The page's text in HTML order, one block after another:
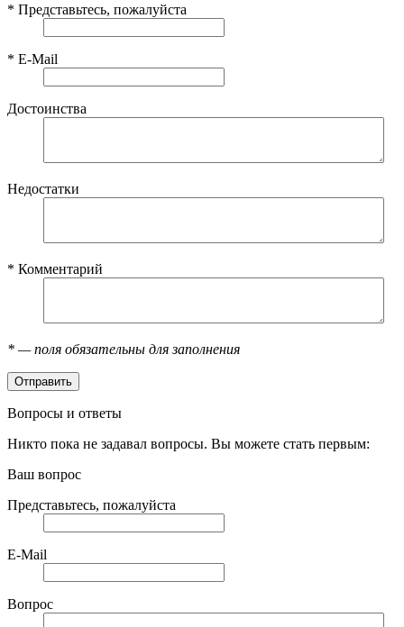
* Представьтесь, пожалуйста
* E-Mail
Достоинства
Недостатки
* Комментарий
* — поля обязательны для заполнения
Вопросы и ответы
Никто пока не задавал вопросы. Вы можете стать первым:
Ваш вопрос
Представьтесь, пожалуйста
E-Mail
Вопрос